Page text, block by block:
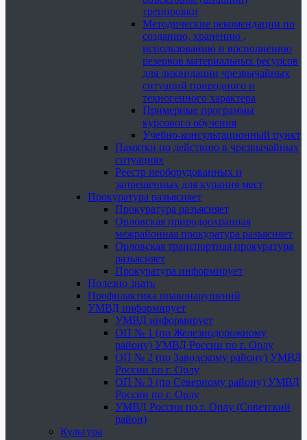
тренировки
Методические рекомендации по
созданию, хранению ,
использованию и восполнению
резервов материальных ресурсов
для ликвидации чрезвычайных
ситуаций природного и
техногенного характера
Примерные программы
курсового обучения
Учебно-консультационный пункт
Памятки по действию в чрезвычайных
ситуациях
Реестр необорудованных и
запрещенных для купания мест
Прокуратура разъясняет
Прокуратура разъясняет
Орловская природоохранная
межрайонная прокуратура разъясняет
Орловская транспортная прокуратура
разъясняет
Прокуратура информирует
Полезно знать
Профилактика правонарушений
УМВД информирует
УМВД информирует
ОП № 1 (по Железнодорожному
району) УМВД России по г. Орлу
ОП № 2 (по Заводскому району) УМВД
России по г. Орлу
ОП № 3 (по Северному району) УМВД
России по г. Орлу
УМВД России по г. Орлу (Советский
район)
Культура